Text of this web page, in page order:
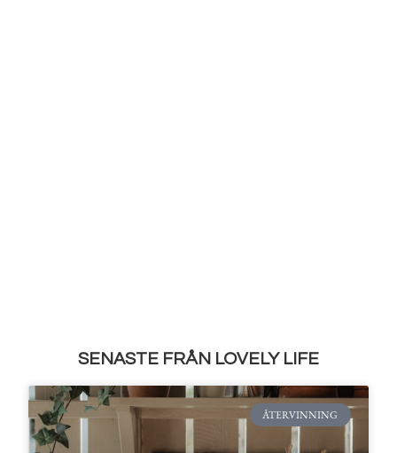
SENASTE FRÅN LOVELY LIFE
ÅTERVINNING